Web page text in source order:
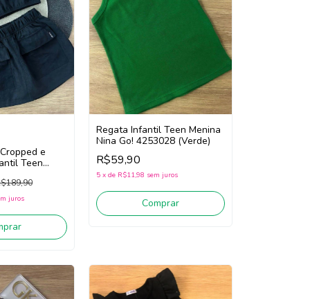
e
Teen
2253020
juros
Regata Infantil Teen Menina
Nina Go! 4253028 (Verde)
R$59,90
5 x de R$11,98 sem juros
Comprar